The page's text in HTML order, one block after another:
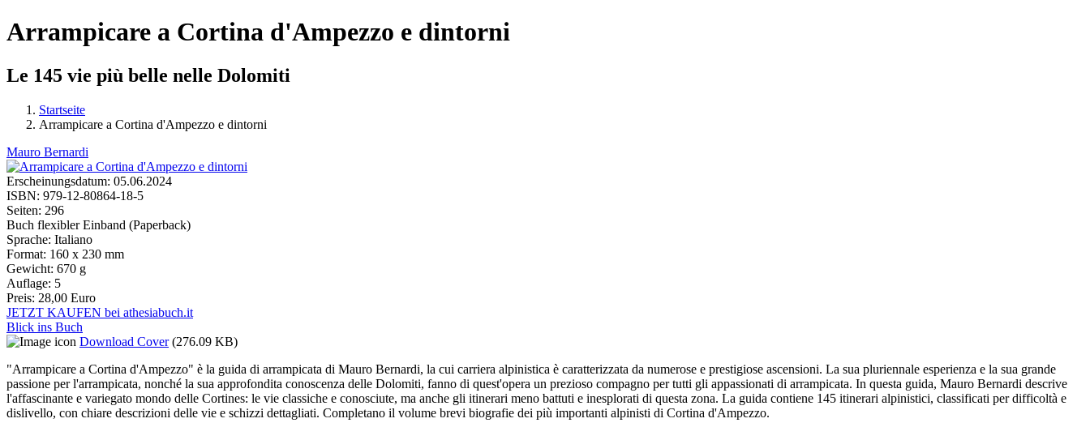
Arrampicare a Cortina d'Ampezzo e dintorni
Le 145 vie più belle nelle Dolomiti
Sie sind hier
Startseite
Arrampicare a Cortina d'Ampezzo e dintorni
Mauro Bernardi
Erscheinungsdatum: 05.06.2024
ISBN: 979-12-80864-18-5
Seiten: 296
Buch flexibler Einband (Paperback)
Sprache: Italiano
Format: 160 x 230 mm
Gewicht: 670 g
Auflage: 5
Preis: 28,00 Euro
JETZT KAUFEN bei athesiabuch.it
Blick ins Buch
Download Cover (276.09 KB)
"Arrampicare a Cortina d'Ampezzo" è la guida di arrampicata di Mauro Bernardi, la cui carriera alpinistica è caratterizzata da numerose e prestigiose ascensioni. La sua pluriennale esperienza e la sua grande
passione per l'arrampicata, nonché la sua approfondita conoscenza delle Dolomiti, fanno di quest'opera un prezioso compagno per tutti gli appassionati di arrampicata. In questa guida, Mauro Bernardi descrive
l'affascinante e variegato mondo delle Cortines: le vie classiche e conosciute, ma anche gli itinerari meno battuti e inesplorati di questa zona. La guida contiene 145 itinerari alpinistici, classificati per difficoltà e
dislivello, con chiare descrizioni delle vie e schizzi dettagliati. Completano il volume brevi biografie dei più importanti alpinisti di Cortina d'Ampezzo.